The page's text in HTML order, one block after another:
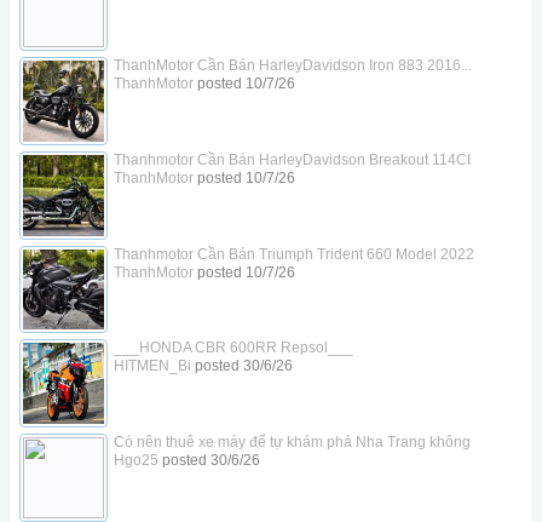
ThanhMotor Cần Bán HarleyDavidson Iron 883 2016...
ThanhMotorposted 10/7/26
Thanhmotor Cần Bán HarleyDavidson Breakout 114CI
ThanhMotorposted 10/7/26
Thanhmotor Cần Bán Triumph Trident 660 Model 2022
ThanhMotorposted 10/7/26
___HONDA CBR 600RR Repsol___
HITMEN_Bi posted 30/6/26
Có nên thuê xe máy để tự khám phá Nha Trang không
Hgo25 posted 30/6/26